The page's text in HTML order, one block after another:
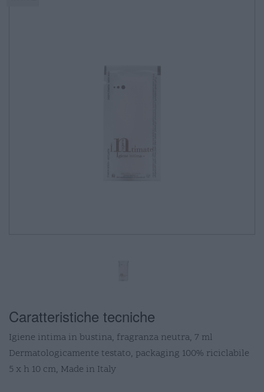
Caratteristiche tecniche
Igiene intima in bustina, fragranza neutra, 7 ml
Dermatologicamente testato, packaging 100% riciclabile
5 x h 10 cm, Made in Italy